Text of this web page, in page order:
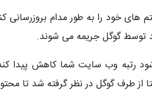
های خود را به طور مدام
توسط گوگل جریمه می شوند.
رتبه وب سایت شما کاهش پیدا
از طرف گوگل در نظر گرفته شد تا